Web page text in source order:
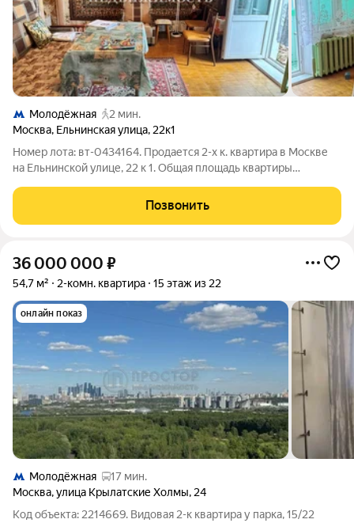
Молодёжная
2 мин.
Москва, Ельнинская улица, 22к1
Номер лота: вт-0434164. Продается 2-х к. квартира в Москве
на Ельнинской улице, 22 к 1. Общая площадь квартиры
м. Квартира расположена на 8 этаже 9-этажного панельного
дома. Высота
Позвонить
36 000 000 ₽
54,7 м² 2-комн. квартира 15 этаж из 22
онлайн показ
Молодёжная
17 мин.
Москва,улица Крылатские Холмы, 24
Код объекта: 2214669. Видовая 2-к квартира у парка, 15/22